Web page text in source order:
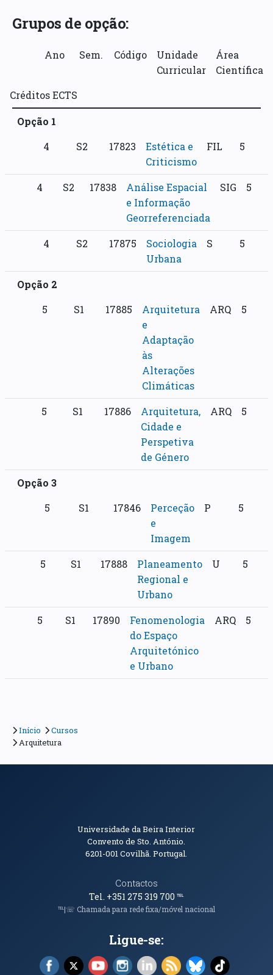
Grupos de opção:
Ano Sem. Código
Unidade
Curricular
Área
Científica
Créditos ECTS
Opção 1
4
S2 17823
Estética e
Criticismo
FIL 5
4 S2 17838
Análise Espacial
e Informação
Georreferenciada
SIG 5
4 S2 17875
Sociologia
Urbana
S 5
Opção 2
5
S1 17885
Arquitetura
e
Adaptação
às
Alterações
Climáticas
ARQ 5
5 S1 17886
Arquitetura,
Cidade e
Perspetiva
de Género
ARQ 5
Opção 3
5
S1 17846
Perceção
e
Imagem
P 5
5 S1 17888
Planeamento
Regional e
Urbano
U 5
5 S1 17890
Fenomenologia
do Espaço
Arquitetónico
e Urbano
ARQ 5
Início
Cursos
Arquitetura
Informações de Contacto
Universidade da Beira Interior
Convento de Sto. António.
6201-001Covilhã. Portugal.
Contactos
Tel. +351 275 319 700℡
℡|☏ Chamada para rede fixa/móvel nacional
Ligue-se:
Facebook (abre em nova janela)
X (abre em nova janela)
YouTube (abre em nova janela)
Instagram (abre em nova janela)
LinkedIn (abre em nova
RSS (abre em nova
Bluesky (abre
TikTok